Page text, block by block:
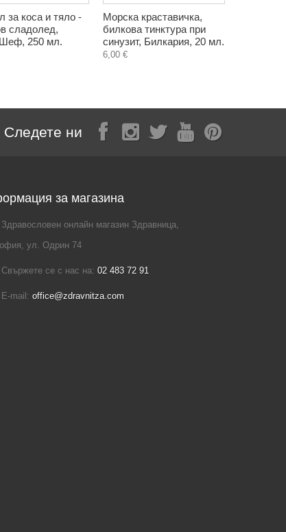
за коса и тяло -
сладолед,
250 мл.
Морска краставичка,
билкова тинктура при
синузит, Билкария, 20 мл.
6,00 €
Следете ни
за магазина
Здравословен онлайн магазин Здравница,
ул. Одрин 74
Свържете се с нас на: 02 483 72 91
E-mail: office@zdravnitza.com